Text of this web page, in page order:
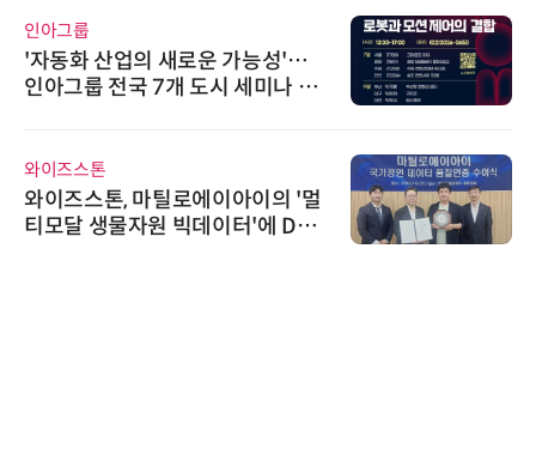
인아그룹
'자동화 산업의 새로운 가능성'…
인아그룹 전국 7개 도시 세미나 페
와이즈스톤
와이즈스톤, 마틸로에이아이의 '멀
티모달 생물자원 빅데이터'에 DQ